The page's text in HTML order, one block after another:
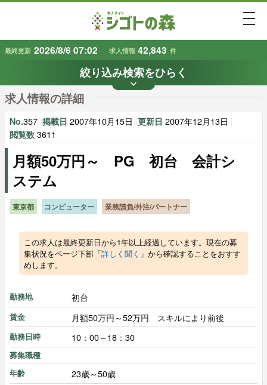
最終更新 2026/8/6 07:02 求人情報 42,843 件
絞り込み検索をひらく
keyboard_arrow_down
条件から探す
地域で探す 業種で探す
雇用形態で探す 賃金で探す
キーワードで探す
求人情報の詳細
No.357 掲載日 2007年10月15日 更新日 2007年12月13日
閲覧数 3611
月額50万円～ PG 初台 会計シ
ステム
東京都 コンピューター 業務請負/外注/パートナー
この求人は最終更新日から1年以上経過しています。現在の募
集状況をページ下部「詳しく聞く 」から確認することをおすす
めします。
勤務地 初台
賃金 月額50万円～52万円 スキルにより前後
勤務日時 10：00～18：30
募集職種
年齢
23歳～50歳